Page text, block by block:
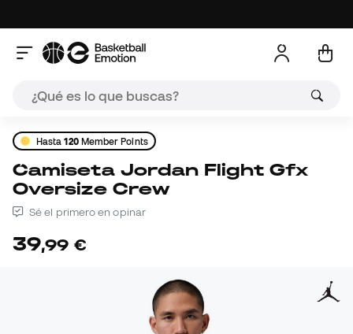
Hasta120Member Points
Camiseta Jordan Flight Gfx
Oversize Crew
Sé el primero en opinar
39,99 €